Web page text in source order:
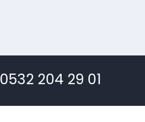
0532 204 29 01